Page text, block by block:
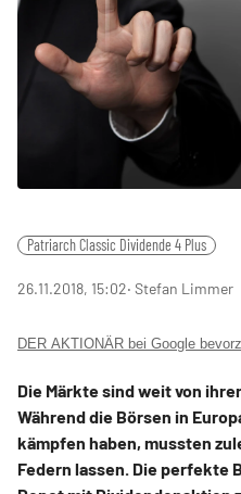
Patriarch Classic Dividende 4 Plus
26.11.2018, 15:02‧ Stefan Limmer
DER AKTIONÄR bei Google
Die Märkte sind weit von
Während die Börsen in
kämpfen haben, mussten
Federn lassen. Die perfekte